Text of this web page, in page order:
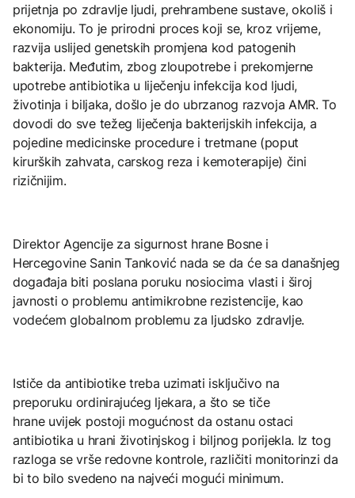
prijetnja po zdravlje ljudi, prehrambene sustave, okoliš i
ekonomiju. To je prirodni proces koji se, kroz vrijeme,
razvija uslijed genetskih promjena kod patogenih
bakterija. Međutim, zbog zloupotrebe i prekomjerne
upotrebe antibiotika u liječenju infekcija kod ljudi,
životinja i biljaka, došlo je do ubrzanog razvoja AMR. To
dovodi do sve težeg liječenja bakterijskih infekcija, a
pojedine medicinske procedure i tretmane (poput
kirurških zahvata, carskog reza i kemoterapije) čini
rizičnijim.
Direktor Agencije za sigurnost hrane Bosne i
Hercegovine Sanin Tanković nada se da će sa današnjeg
događaja biti poslana poruku nosiocima vlasti i široj
javnosti o problemu antimikrobne rezistencije, kao
vodećem globalnom problemu za ljudsko zdravlje.
Ističe da antibiotike treba uzimati isključivo na
preporuku ordinirajućeg ljekara, a što se tiče
hrane uvijek postoji mogućnost da ostanu ostaci
antibiotika u hrani životinjskog i biljnog porijekla. Iz tog
razloga se vrše redovne kontrole, različiti monitorinzi da
bi to bilo svedeno na najveći mogući minimum.